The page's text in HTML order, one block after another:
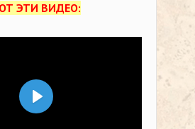
ЭТИ ВИДЕО:
Воспроизвести